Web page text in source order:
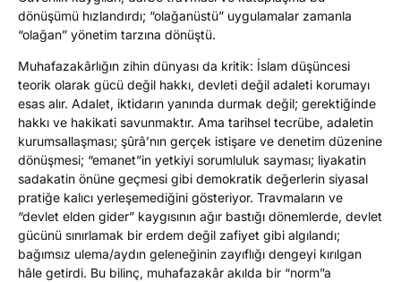
dönüşümü hızlandırdı; “olağanüstü” uygulamalar zamanla
“olağan” yönetim tarzına dönüştü.
Muhafazakârlığın zihin dünyası da kritik: İslam düşüncesi
teorik olarak gücü değil hakkı, devleti değil adaleti korumayı
esas alır. Adalet, iktidarın yanında durmak değil; gerektiğinde
hakkı ve hakikati savunmaktır. Ama tarihsel tecrübe, adaletin
kurumsallaşması; şûrâ’nın gerçek istişare ve denetim düzenine
dönüşmesi; “emanet”in yetkiyi sorumluluk sayması; liyakatin
sadakatin önüne geçmesi gibi demokratik değerlerin siyasal
pratiğe kalıcı yerleşemediğini gösteriyor. Travmaların ve
“devlet elden gider” kaygısının ağır bastığı dönemlerde, devlet
gücünü sınırlamak bir erdem değil zafiyet gibi algılandı;
bağımsız ulema/aydın geleneğinin zayıflığı dengeyi kırılgan
hâle getirdi. Bu bilinç, muhafazakâr akılda bir “norm”a